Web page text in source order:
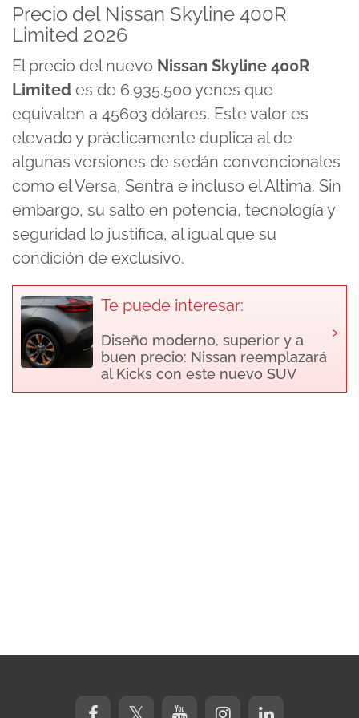
seconds
of
16
minutes,
2
seconds
Precio del Nissan Skyline 400R
Limited 2026
El precio del nuevo Nissan Skyline 400R
Limited es de 6.935.500 yenes que
equivalen a 45603 dólares. Este valor es
elevado y prácticamente duplica al de
algunas versiones de sedán convencionales
como el Versa, Sentra e incluso elAltima. Sin
embargo, su salto en potencia, tecnología y
seguridad lo justifica, al igual que su
condición de exclusivo.
Te puede interesar:
Diseño moderno, superior y a
buen precio: Nissan reemplazará
al Kicks con este nuevo SUV
›